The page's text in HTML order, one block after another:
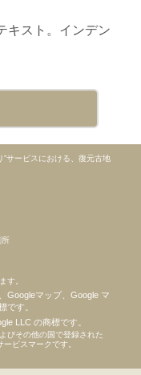
キスト。インデン
サービスにおける、復元古地
所
す。
Googleマップ、Google マ
です。
LLC の商標です。
びその他の国で登録された
ビスマークです。